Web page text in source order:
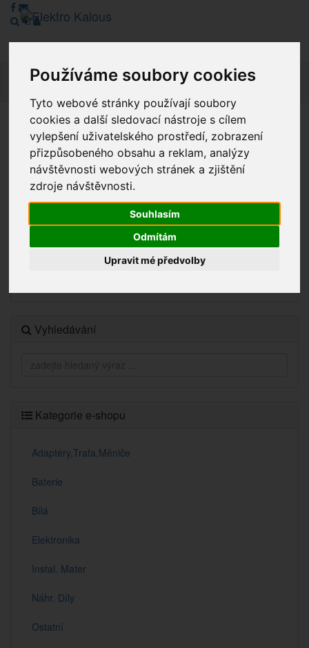
Používáme soubory cookies
Tyto webové stránky používají soubory
cookies a další sledovací nástroje s cílem
vylepšení uživatelského prostředí, zobrazení
přizpůsobeného obsahu a reklam, analýzy
návštěvnosti webových stránek a zjištění
zdroje návštěvnosti.
Souhlasím
Odmítám
Upravit mé předvolby
Vážení zákazníci, v tuto chvíli je Náš internetový obchod v
režimu Katalogu. Objednávky on-line nyní nelze vyřídit.
Děkujeme za pochopení.
Novinky
Vyhledávání
Kategorie e-shopu
Adaptéry,Trafa,Měniče
Baterie
Bílá
Elektronika
Instal. Mater
Náhr. Díly
Ostatní